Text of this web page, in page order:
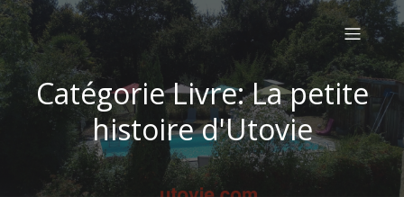
Catégorie Livre: La petite
histoire d'Utovie